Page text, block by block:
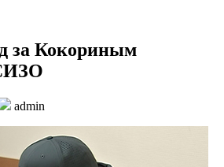
за Кокориным
admin